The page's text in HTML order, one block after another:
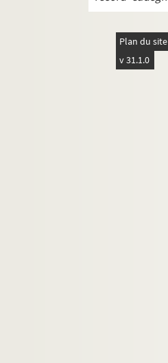
Plan du site
v 31.1.0